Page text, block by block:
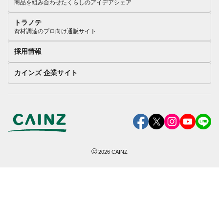
商品を組み合わせたくらしのアイデアシェア
トラノテ
資材調達のプロ向け通販サイト
採用情報
カインズ 企業サイト
©2026 CAINZ